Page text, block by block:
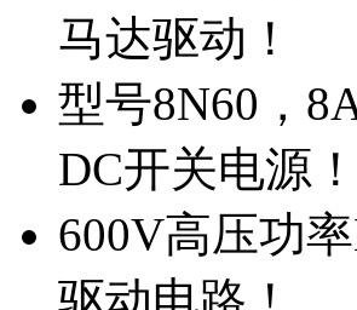
马达驱动！
型号8N60，
DC开关电源！
600V高压功